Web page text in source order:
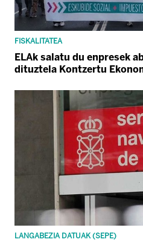
FISKALITATEA
ELAk salatu du enpresek
dituztela Kontzertu
LANGABEZIA DATUAK (SEPE)